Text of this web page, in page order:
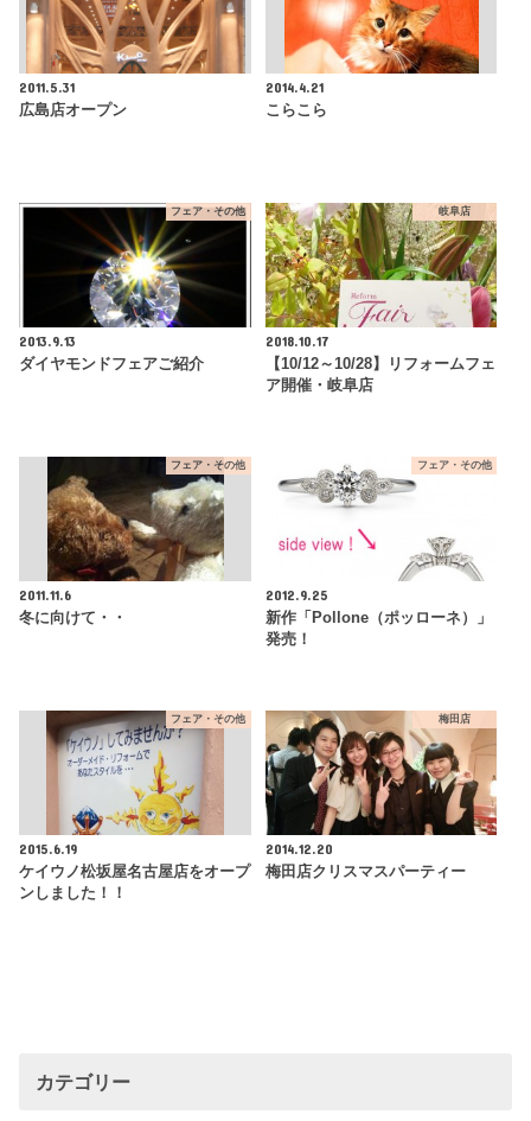
2011.5.31
広島店オープン
2014.4.21
こらこら
フェア・その他
2013.9.13
ダイヤモンドフェアご紹介
岐阜店
2018.10.17
【10/12～10/28】リフォームフェ
ア開催・岐阜店
フェア・その他
2011.11.6
冬に向けて・・
フェア・その他
2012.9.25
新作「Pollone（ポッローネ）」
発売！
フェア・その他
2015.6.19
ケイウノ松坂屋名古屋店をオープ
ンしました！！
梅田店
2014.12.20
梅田店クリスマスパーティー
カテゴリー